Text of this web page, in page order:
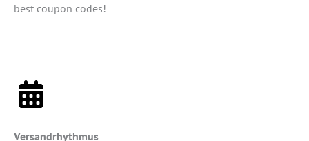
best coupon codes!
Versandrhythmus